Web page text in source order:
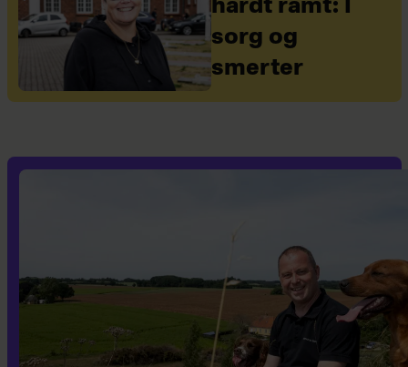
hårdt ramt: I
sorg og
smerter